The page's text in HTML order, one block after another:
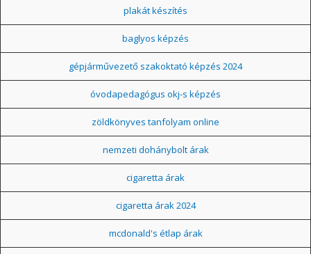
plakát készítés
baglyos képzés
gépjárművezető szakoktató képzés 2024
óvodapedagógus okj-s képzés
zöldkönyves tanfolyam online
nemzeti dohánybolt árak
cigaretta árak
cigaretta árak 2024
mcdonald's étlap árak